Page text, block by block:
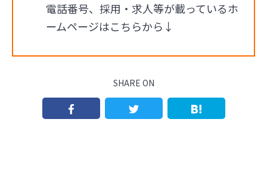
電話番号、採用・求人等が載っているホ
ームページはこちらから↓
SHARE ON